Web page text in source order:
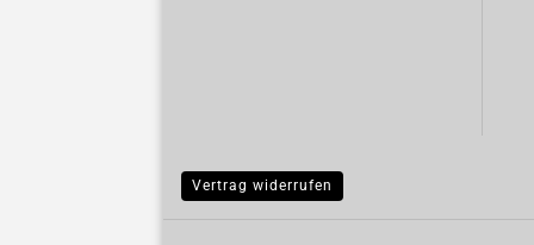
Vertrag widerrufen